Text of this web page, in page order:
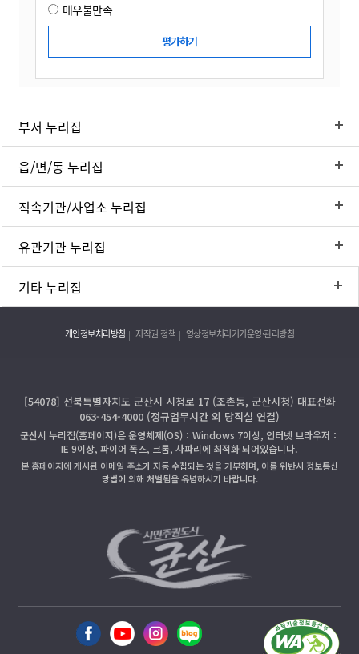
매우불만족
부서 누리집
읍/면/동 누리집
직속기관/사업소 누리집
유관기관 누리집
기타 누리집
개인정보처리방침 저작권 정책 영상정보처리기기운영·관리방침
[54078] 전북특별자치도 군산시 시청로 17 (조촌동, 군산시청) 대표전화
063-454-4000 (정규업무시간 외 당직실 연결)
군산시 누리집(홈페이지)은 운영체제(OS)：Windows 7이상, 인터넷 브라우저：
IE 9이상, 파이어 폭스, 크롬, 사파리에 최적화 되어있습니다.
본 홈페이지에 게시된 이메일 주소가 자동 수집되는 것을 거부하며, 이를 위반시 정보통신
망법에 의해 처벌됨을 유념하시기 바랍니다.